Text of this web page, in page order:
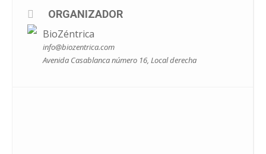
PUEDES CONSULTARNOS TODAS LAS DUDAS QUE TE
SURJAN O RESERVAR TU PLAZA MANDÁNDONOS UN
MENSAJE PRIVADO, POR EMAIL
(INFO@BIOZENTRICA.COM) ASÍ COMO MEDIANTE
ORGANIZADOR
BioZéntrica
info@biozentrica.com
Avenida Casablanca número 16, Local derecha